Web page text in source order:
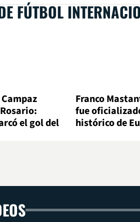
FÚTBOL
el gol del
Franco
fue
histórico de